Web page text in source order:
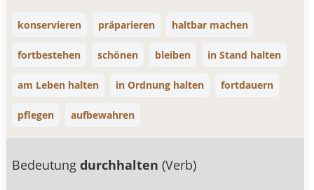
konservieren präparieren haltbar machen
fortbestehen schönen bleiben in Stand halten
am Leben halten in Ordnung halten fortdauern
pflegen aufbewahren
Bedeutungdurchhalten(Verb)